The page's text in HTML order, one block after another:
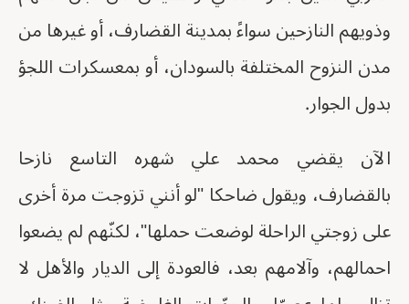
وذويهم النازحين سواءً بمدينة القضارف، أو غيرها من
مدن النزوح المختلفة بالسودان، أو بمعسكرات اللجؤ
بدول الجوار.
الآن يقضي محمد علي شهره التاسع نازحا
بالقضارف، ويقول ضاحكا "لو أنني تزوجت مرة أخرى
على زوجتي الراحلة لوضعت حملها"، لكنّهم لم يضعوا
احمالهم، وآلامهم بعد، فالعودة إلى الديار والأهل لا